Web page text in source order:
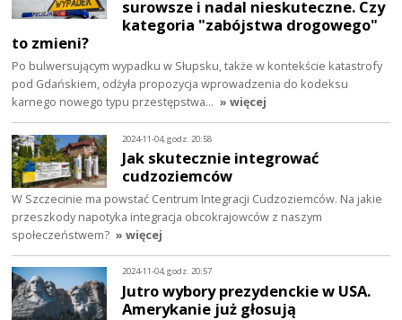
surowsze i nadal nieskuteczne. Czy
kategoria "zabójstwa drogowego"
to zmieni?
Po bulwersującym wypadku w Słupsku, także w kontekście katastrofy
pod Gdańskiem, odżyła propozycja wprowadzenia do kodeksu
karnego nowego typu przestępstwa… » więcej
2024-11-04, godz. 20:58
Jak skutecznie integrować
cudzoziemców
W Szczecinie ma powstać Centrum Integracji Cudzoziemców. Na jakie
przeszkody napotyka integracja obcokrajowców z naszym
społeczeństwem? » więcej
2024-11-04, godz. 20:57
Jutro wybory prezydenckie w USA.
Amerykanie już głosują